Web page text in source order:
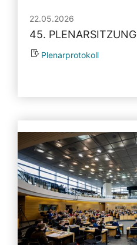
22.05.2026
45. PLENARSITZUNG
Plenarprotokoll